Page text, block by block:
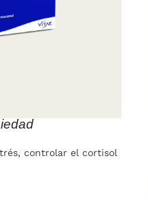
controlar el cortisol